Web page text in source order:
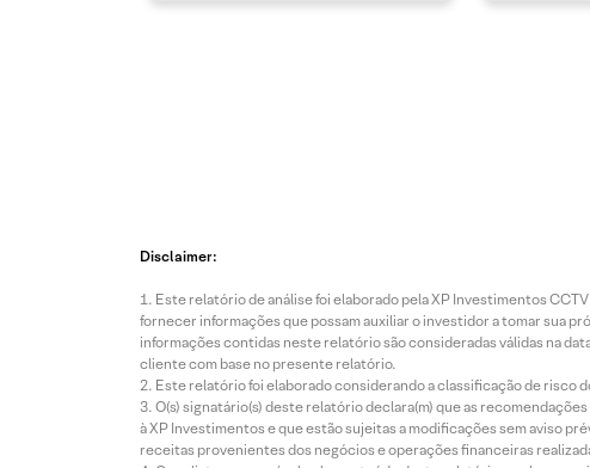
Disclaimer:
Este relatório de análise foi elaborado pela XP Investimentos
fornecer informações que possam auxiliar o investidor a tomar sua
informações contidas neste relatório são consideradas válidas na
cliente com base no presente relatório.
Este relatório foi elaborado considerando a classificação de risco
O(s) signatário(s) deste relatório declara(m) que as
à XP Investimentos e que estão sujeitas a modificações sem aviso
receitas provenientes dos negócios e operações financeiras